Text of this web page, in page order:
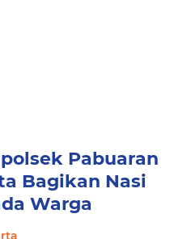
Pabuaran
Bagikan Nasi
Warga